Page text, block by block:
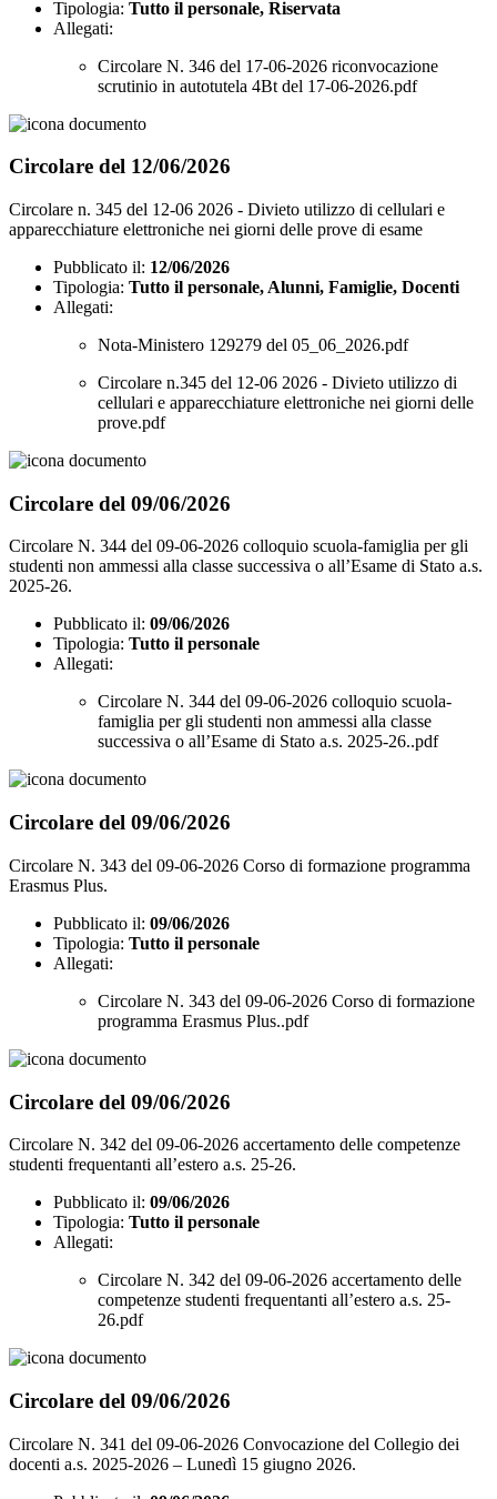
Tipologia: Tutto il personale, Riservata
Allegati:
Circolare N. 346 del 17-06-2026 riconvocazione
scrutinio in autotutela 4Bt del 17-06-2026.pdf
Circolare del 12/06/2026
Circolare n. 345 del 12-06 2026 - Divieto utilizzo di cellulari e
apparecchiature elettroniche nei giorni delle prove di esame
Pubblicato il: 12/06/2026
Tipologia: Tutto il personale, Alunni, Famiglie, Docenti
Allegati:
Nota-Ministero 129279 del 05_06_2026.pdf
Circolare n.345 del 12-06 2026 - Divieto utilizzo di
cellulari e apparecchiature elettroniche nei giorni delle
prove.pdf
Circolare del 09/06/2026
Circolare N. 344 del 09-06-2026 colloquio scuola-famiglia per gli
studenti non ammessi alla classe successiva o all’Esame di Stato a.s.
2025-26.
Pubblicato il: 09/06/2026
Tipologia: Tutto il personale
Allegati:
Circolare N. 344 del 09-06-2026 colloquio scuola-
famiglia per gli studenti non ammessi alla classe
successiva o all’Esame di Stato a.s. 2025-26..pdf
Circolare del 09/06/2026
Circolare N. 343 del 09-06-2026 Corso di formazione programma
Erasmus Plus.
Pubblicato il: 09/06/2026
Tipologia: Tutto il personale
Allegati:
Circolare N. 343 del 09-06-2026 Corso di formazione
programma Erasmus Plus..pdf
Circolare del 09/06/2026
Circolare N. 342 del 09-06-2026 accertamento delle competenze
studenti frequentanti all’estero a.s. 25-26.
Pubblicato il: 09/06/2026
Tipologia: Tutto il personale
Allegati:
Circolare N. 342 del 09-06-2026 accertamento delle
competenze studenti frequentanti all’estero a.s. 25-
26.pdf
Circolare del 09/06/2026
Circolare N. 341 del 09-06-2026 Convocazione del Collegio dei
docenti a.s. 2025-2026 – Lunedì 15 giugno 2026.